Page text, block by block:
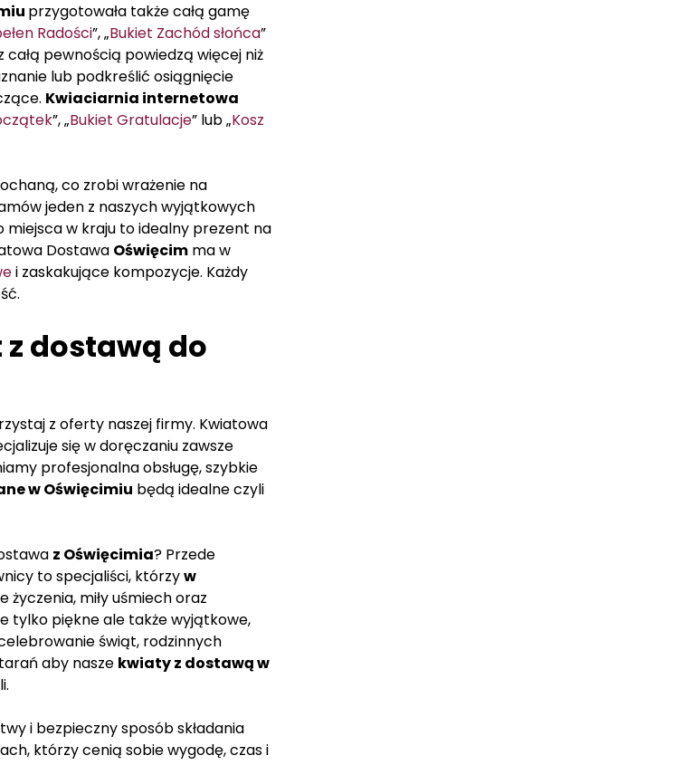
przygotowała także całą gamę
Radości”, „Bukiet Zachód słońca”
całą pewnością powiedzą więcej niż
lub podkreślić osiągnięcie
Kwiaciarnia internetowa
”, „Bukiet Gratulacje” lub „Kosz
co zrobi wrażenie na
jeden z naszych wyjątkowych
miejsca w kraju to idealny prezent na
Dostawa Oświęcim ma w
i zaskakujące kompozycje. Każdy
dostawą do
z oferty naszej firmy. Kwiatowa
się w doręczaniu zawsze
profesjonalna obsługę, szybkie
w Oświęcimiu będą idealne czyli
z Oświęcimia? Przede
to specjaliści, którzyw
życzenia, miły uśmiech oraz
tylko piękne ale także wyjątkowe,
świąt, rodzinnych
aby nasze kwiaty z dostawą w
i bezpieczny sposób składania
którzy cenią sobie wygodę, czas i